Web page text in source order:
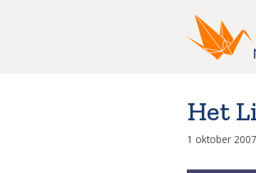
Het
1 oktober 2007